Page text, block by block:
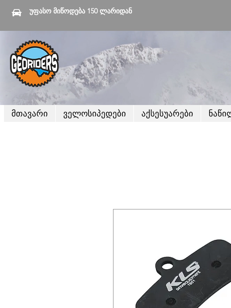
უფასო მიწოდება 150 ლარიდან
მთავარი ველოსიპედები აქსესუარები